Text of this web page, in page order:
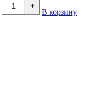
+
В корзину